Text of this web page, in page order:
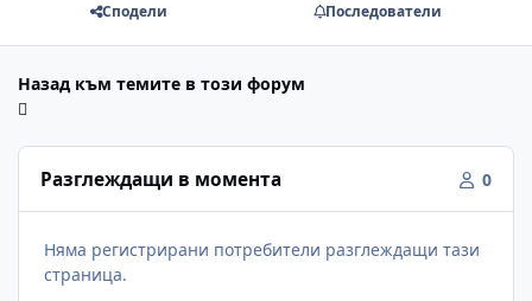
Сподели Последователи
Назад към темите в този форум
Разглеждащи в момента 0
Няма регистрирани потребители разглеждащи тази
страница.